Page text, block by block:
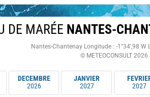
DE MARÉE NANTES-
Nantes-Chantenay Longitude : -1°34’,98 W
© METEOCONSULT 2026
DECEMBRE
2026
JANVIER
2027
2027